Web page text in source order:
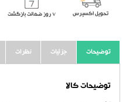
تحویل اکسپرس ٧ روز ضمانت بازگشت
توضیحات جزئیات نظرات
توضیحات کالا